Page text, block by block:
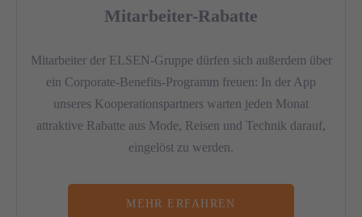
Mitarbeiter-Rabatte
Mitarbeiter der ELSEN-Gruppe dürfen sich außerdem über
ein Corporate-Benefits-Programm freuen: In der App
unseres Kooperationspartners warten jeden Monat
attraktive Rabatte aus Mode, Reisen und Technik darauf,
eingelöst zu werden.
MEHR ERFAHREN